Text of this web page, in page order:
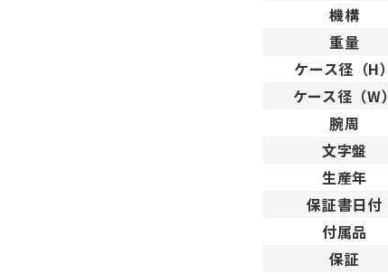
機構
重量
ケース径（H）
ケース径（W）
腕周
文字盤
生産年
保証書日付
付属品
保証